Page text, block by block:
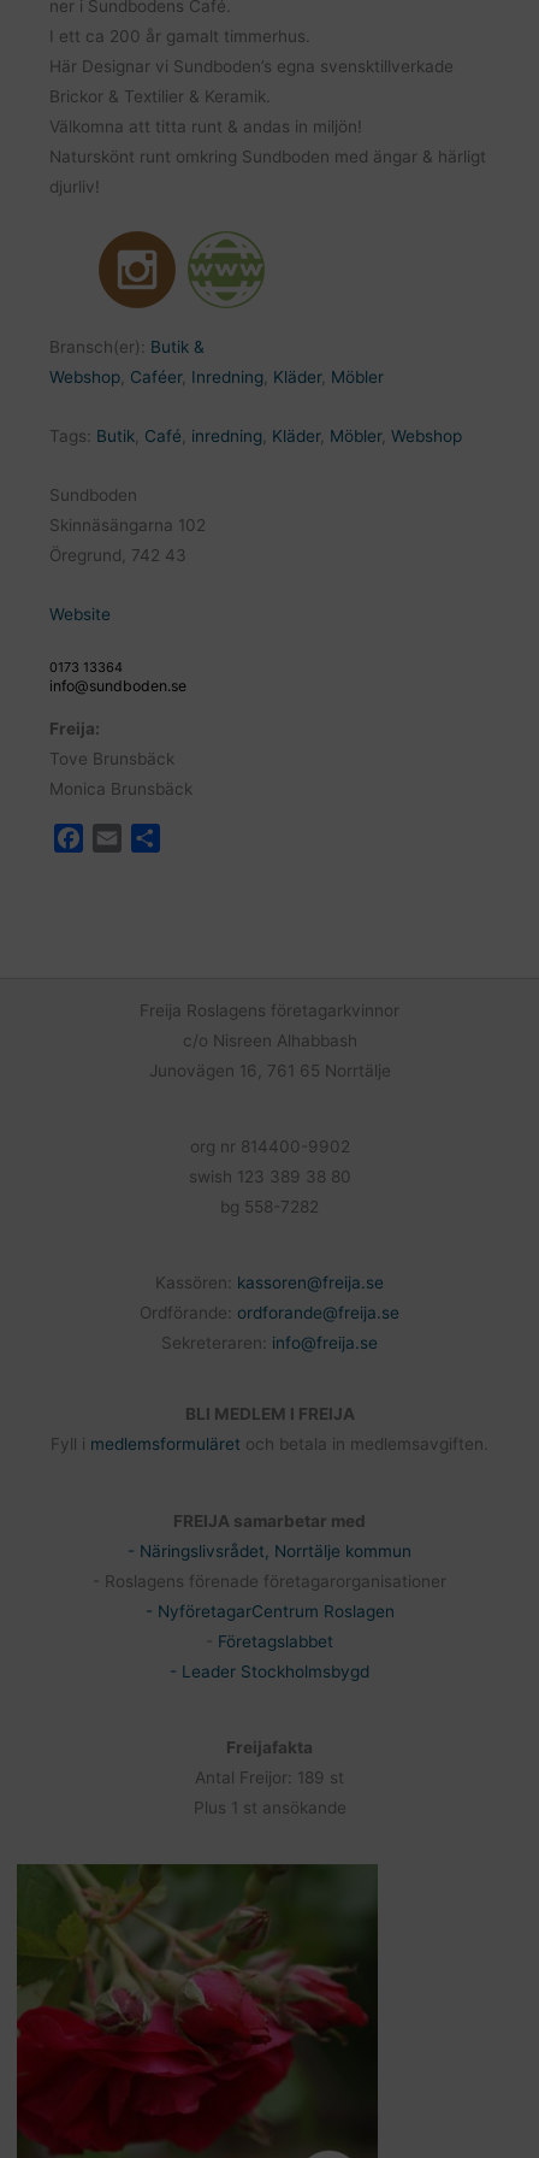
ner i Sundbodens Café.
I ett ca 200 år gamalt timmerhus.
Här Designar vi Sundboden’s egna svensktillverkade
Brickor & Textilier & Keramik.
Välkomna att titta runt & andas in miljön!
Naturskönt runt omkring Sundboden med ängar & härligt
djurliv!
Bransch(er): Butik &
Webshop, Caféer, Inredning Kläder, Möbler
Tags: Butik, Café inredning Kläder, Möbler, Webshop
Sundboden
Skinnäsängarna 102
Öregrund, 742 43
Website
0173 13364
info@sundboden.se
Freija:
Tove Brunsbäck
Monica Brunsbäck
Freija Roslagens företagarkvinnor
c/o Nisreen Alhabbash
Junovägen 16, 761 65 Norrtälje
org nr 814400-9902
swish 123 389 38 80
bg 558-7282
Kassören: kassoren@freija.se
Ordförande: ordforande@freija.se
Sekreteraren: info@freija.se
BLI MEDLEM I FREIJA
Fyll i medlemsformuläret och betala in medlemsavgiften.
FREIJA samarbetar med
- Näringslivsrådet, Norrtälje kommun
- Roslagens förenade företagarorganisationer
- NyföretagarCentrum Roslagen
Företagslabbet
- Leader Stockholmsbygd
Freijafakta
Antal Freijor: 189 st
Plus 1 st ansökande